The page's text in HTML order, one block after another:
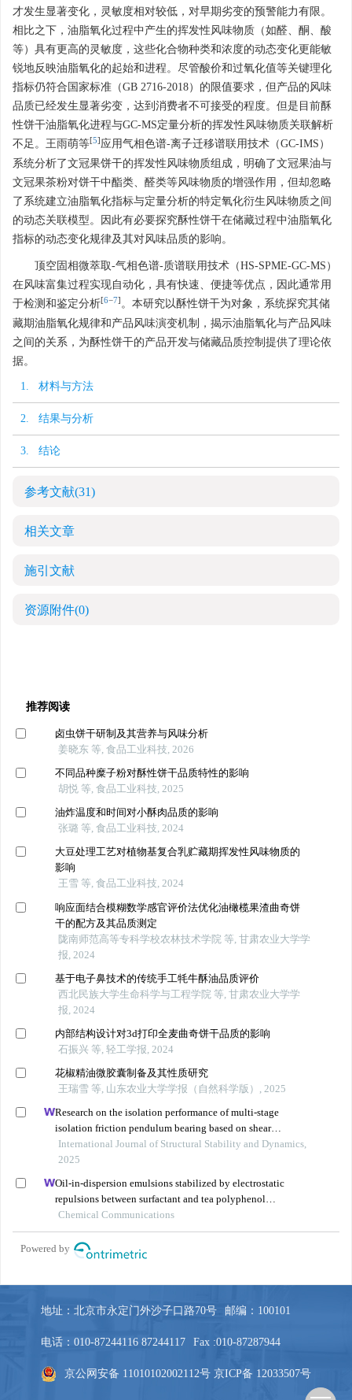
才发生显著变化，灵敏度相对较低，对早期劣变的预警能力有限。
相比之下，油脂氧化过程中产生的挥发性风味物质（如醛、酮、酸
等）具有更高的灵敏度，这些化合物种类和浓度的动态变化更能敏
锐地反映油脂氧化的起始和进程。尽管酸价和过氧化值等关键理化
指标仍符合国家标准（GB 2716-2018）的限值要求，但产品的风味
品质已经发生显著劣变，达到消费者不可接受的程度。但是目前酥
性饼干油脂氧化进程与GC-MS定量分析的挥发性风味物质关联解析
不足。王雨萌等[5] 应用气相色谱-离子迁移谱联用技术（GC-IMS）
系统分析了文冠果饼干的挥发性风味物质组成，明确了文冠果油与
文冠果茶粉对饼干中酯类、醛类等风味物质的增强作用，但却忽略
了系统建立油脂氧化指标与定量分析的特定氧化衍生风味物质之间
的动态关联模型。因此有必要探究酥性饼干在储藏过程中油脂氧化
指标的动态变化规律及其对风味品质的影响。
顶空固相微萃取-气相色谱-质谱联用技术（HS-SPME-GC-MS）
在风味富集过程实现自动化，具有快速、便捷等优点，因此通常用
于检测和鉴定分析[6−7] 。本研究以酥性饼干为对象，系统探究其储
藏期油脂氧化规律和产品风味演变机制，揭示油脂氧化与产品风味
之间的关系，为酥性饼干的产品开发与储藏品质控制提供了理论依
据。
1. 材料与方法
2. 结果与分析
3. 结论
参考文献(31)
相关文章
施引文献
资源附件(0)
地址：北京市永定门外沙子口路70号 邮编：100101
电话：010-87244116 87244117 Fax :010-87287944
京公网安备 11010102002112号 京ICP备 12033507号